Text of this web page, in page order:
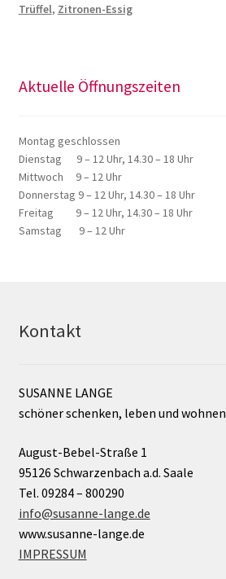
Trüffel, Zitronen-Essig
Aktuelle Öffnungszeiten
Montag geschlossen
Dienstag 9 – 12 Uhr, 14.30 – 18 Uhr
Mittwoch 9 – 12 Uhr
Donnerstag 9 – 12 Uhr, 14.30 – 18 Uhr
Freitag 9 – 12 Uhr, 14.30 – 18 Uhr
Samstag 9 – 12 Uhr
Kontakt
SUSANNE LANGE
schöner schenken, leben und wohnen
August-Bebel-Straße 1
95126 Schwarzenbach a.d. Saale
Tel. 09284 – 800290
info@susanne-lange.de
www.susanne-lange.de
IMPRESSUM